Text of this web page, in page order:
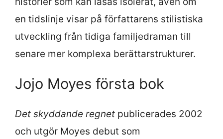
en tidslinje visar på författarens stilistiska
utveckling från tidiga familjedraman till
senare mer komplexa berättarstrukturer.
Jojo Moyes första bok
Det skyddande regnet publicerades 2002
och utgör Moyes debut som